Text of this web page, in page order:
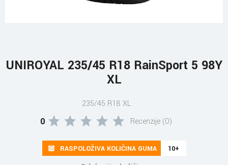
UNIROYAL 235/45 R18 RainSport 5 98Y
XL
235/45 R18 XL
0 Recenzije (0)
RASPOLOŽIVA KOLIČINA GUMA 10+